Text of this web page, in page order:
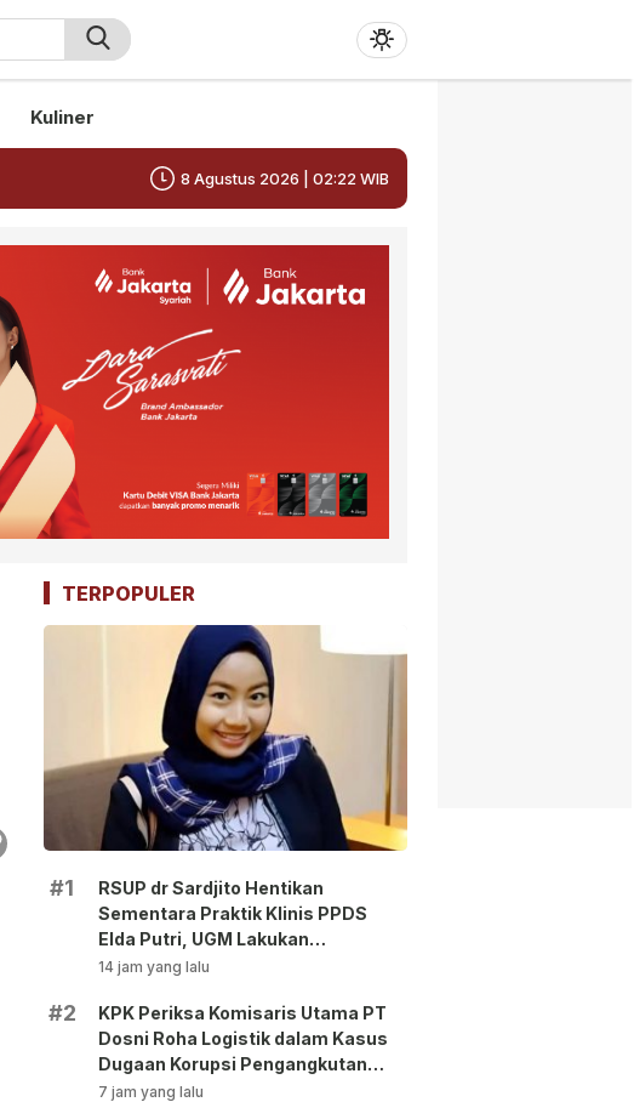
Kuliner
8 Agustus 2026 | 02:22 WIB
TERPOPULER
#1
RSUP dr Sardjito Hentikan
Sementara Praktik Klinis PPDS
Elda Putri, UGM Lakukan
Investigasi!
14 jam yang lalu
#2
KPK Periksa Komisaris Utama PT
Dosni Roha Logistik dalam Kasus
Dugaan Korupsi Pengangkutan
Bansos!
7 jam yang lalu